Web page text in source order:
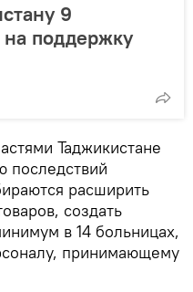
9
поддержку
Таджикистане
последствий
расширить
создать
в 14 больницах,
принимающему